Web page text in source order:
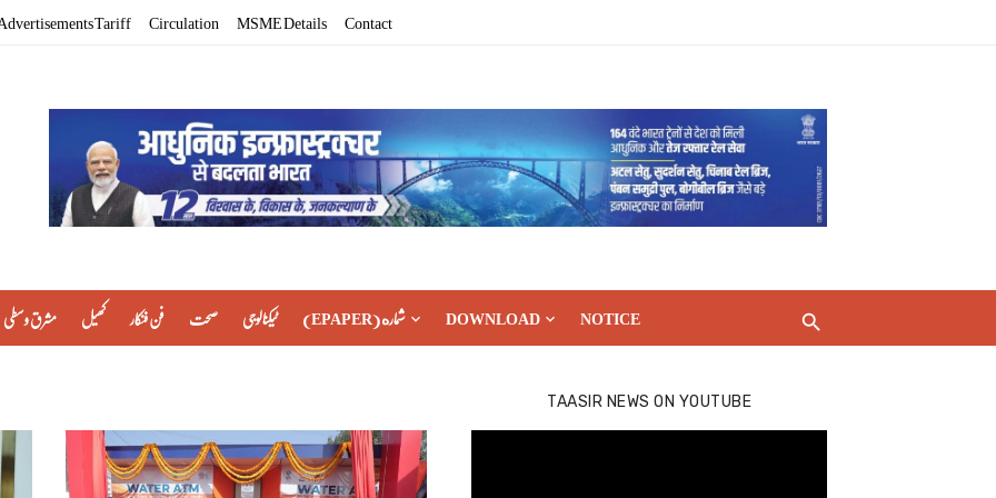
Tariff Circulation MSME Details Contact
مشرق وسطی کھیل فن فنکار صحت ٹیکنالوجی (EPAPER) شماره DOWNLOAD NOTICE
TAASIR NEWS ON YOUTUBE